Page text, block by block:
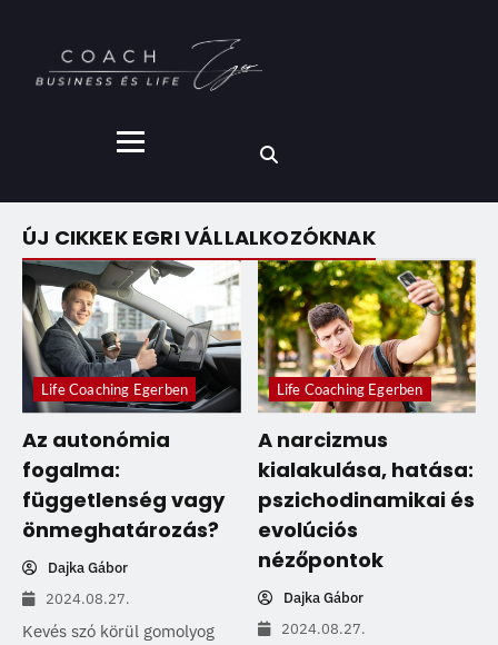
ÚJ CIKKEK EGRI VÁLLALKOZÓKNAK
Life Coaching Egerben
Az autonómia
fogalma:
függetlenség vagy
önmeghatározás?
Dajka Gábor
2024.08.27.
Kevés szó körül gomolyog
Life Coaching Egerben
A narcizmus
kialakulása, hatása:
pszichodinamikai és
evolúciós
nézőpontok
Dajka Gábor
2024.08.27.